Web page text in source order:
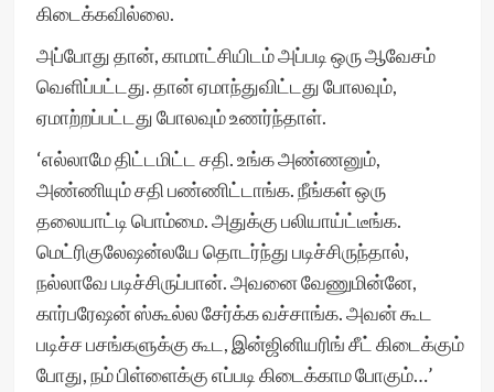
கிடைக்கவில்லை.
அப்போது தான், காமாட்சியிடம் அப்படி ஒரு ஆவேசம்
வெளிப்பட்டது. தான் ஏமாந்துவிட்டது போலவும்,
ஏமாற்றப்பட்டது போலவும் உணர்ந்தாள்.
‘எல்லாமே திட்டமிட்ட சதி. உங்க அண்ணனும்,
அண்ணியும் சதி பண்ணிட்டாங்க. நீங்கள் ஒரு
தலையாட்டி பொம்மை. அதுக்கு பலியாய்ட்டீங்க.
மெட்ரிகுலேஷன்லயே தொடர்ந்து படிச்சிருந்தால்,
நல்லாவே படிச்சிருப்பான். அவனை வேணுமின்னே,
கார்பரேஷன் ஸ்கூல்ல சேர்க்க வச்சாங்க. அவன் கூட
படிச்ச பசங்களுக்கு கூட, இன்ஜினியரிங் சீட் கிடைக்கும்
போது, நம் பிள்ளைக்கு எப்படி கிடைக்காம போகும்…’